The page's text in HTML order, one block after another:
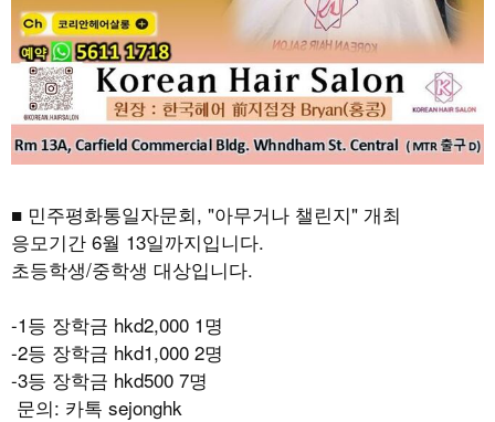
■ 민주평화통일자문회, "아무거나 챌린지" 개최
응모기간 6월 13일까지입니다.
초등학생/중학생 대상입니다.
-1등 장학금 hkd2,000 1명
-2등 장학금 hkd1,000 2명
-3등 장학금 hkd500 7명
문의: 카톡 sejonghk